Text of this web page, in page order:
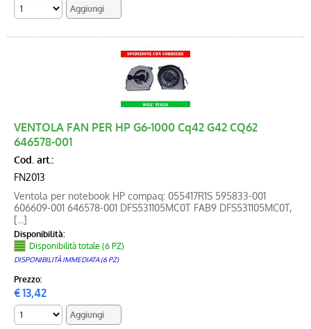
VENTOLA FAN PER HP G6-1000 Cq42 G42 CQ62
646578-001
Cod. art.:
FN2013
Ventola per notebook HP compaq: 055417R1S 595833-001
606609-001 646578-001 DFS531105MC0T FAB9 DFS531105MC0T,
[...]
Disponibilità:
Disponibilità totale (6 PZ)
DISPONIBILITÀ IMMEDIATA (6 PZ)
Prezzo:
€13,42